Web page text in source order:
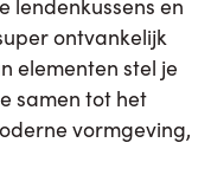
ontvankelijk
elementen stel je
samen tot het
vormgeving,